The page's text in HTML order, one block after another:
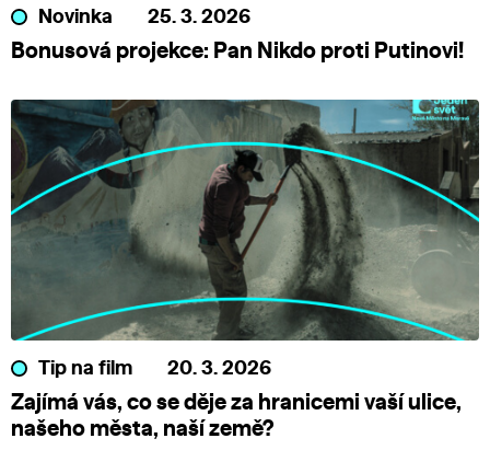
Novinka 25. 3. 2026
Bonusová projekce: Pan Nikdo proti Putinovi!
Tip na film 20. 3. 2026
Zajímá vás, co se děje za hranicemi vaší ulice,
našeho města, naší země?